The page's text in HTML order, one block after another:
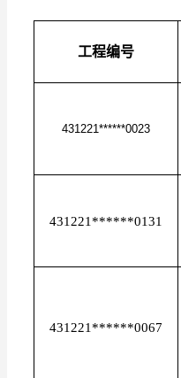
工程编号
431221******0023
431221******0131
431221******0067